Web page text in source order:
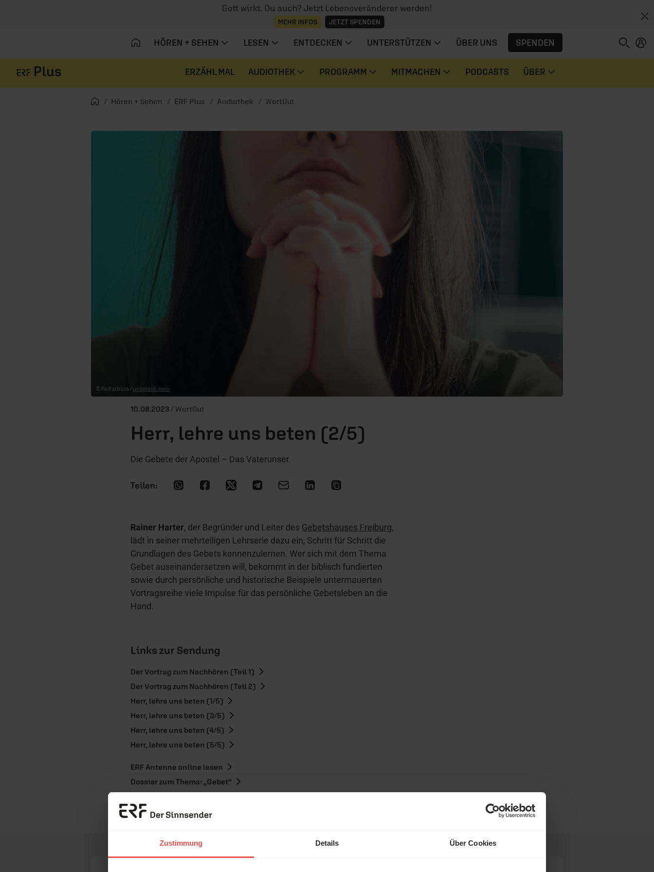
Zustimmung Details Über Cookies
Gott wirkt. Du auch? Jetzt Lebensveränderer werden!
MEHR INFOS JETZT SPENDEN
HÖREN + SEHEN LESEN ENTDECKEN UNTERSTÜTZEN ÜBER UNS SPENDEN
ERZÄHL MAL AUDIOTHEK PROGRAMM MITMACHEN PODCASTS ÜBER
Startseite
Hören + Sehen ERF Plus Audiothek WortGut
© Fa Barboza / unsplash.com
10.08.2023 / WortGut
Herr, lehre uns beten (2/5)
Die Gebete der Apostel – Das Vaterunser.
Rainer Harter, der Begründer und Leiter des Gebetshauses Freiburg,
lädt in seiner mehrteiligen Lehrserie dazu ein, Schritt für Schritt die
Grundlagen des Gebets kennenzulernen. Wer sich mit dem Thema
Gebet auseinandersetzen will, bekommt in der biblisch fundierten
sowie durch persönliche und historische Beispiele untermauerten
Vortragsreihe viele Impulse für das persönliche Gebetsleben an die
Hand.
Links zur Sendung
Der Vortrag zum Nachhören (Teil 1)
Der Vortrag zum Nachhören (Teil 2)
Herr, lehre uns beten (1/5)
Herr, lehre uns beten (3/5)
Herr, lehre uns beten (4/5)
Herr, lehre uns beten (5/5)
ERF Antenne online lesen
Dossier zum Thema: „Gebet“
Nutzungsrechte
Erzähl mal!
Das erleben unsere Hörerinnen
und Hörer mit Gott ...